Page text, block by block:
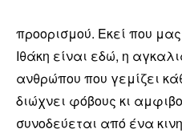
προορισμού. Εκεί που
Ιθάκη είναι εδώ, η
ανθρώπου που γεμίζει
διώχνει φόβους κι
συνοδεύεται από ένα